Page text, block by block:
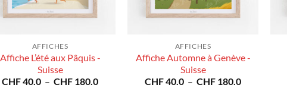
AFFICHES
Affiche L’été aux Pâquis -
Suisse
CHF40.0 – CHF 180.0Plage
AFFICHES
Affiche Automne à Genève -
Suisse
CHF40.0 – CHF 180.0Plage